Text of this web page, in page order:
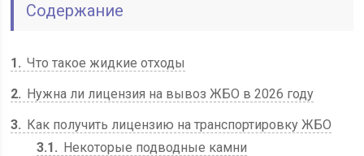
Содержание
1
Что такое жидкие отходы
2
Нужна ли лицензия на вывоз ЖБО в 2026 году
3
Как получить лицензию на транспортировку ЖБО
3.1
Некоторые подводные камни